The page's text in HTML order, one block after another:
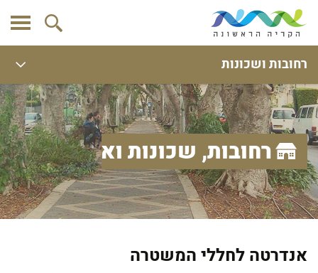
רחובות ושכונות
רחובות, שכונות ואתרים
אנדרטה לחללי המשטרה